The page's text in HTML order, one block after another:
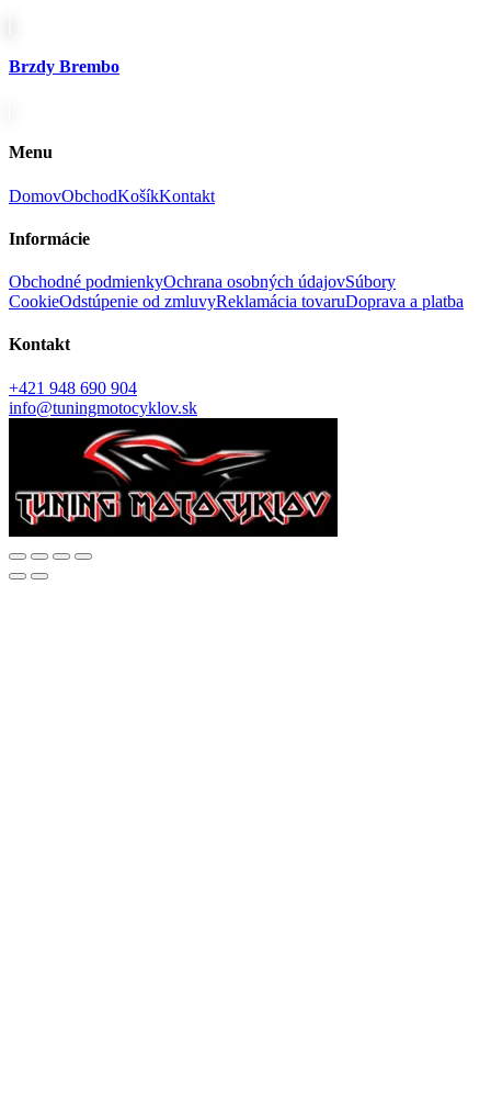
Brzdy Brembo
Menu
DomovObchodKošíkKontakt
Informácie
Obchodné podmienkyOchrana osobných údajovSúbory
CookieOdstúpenie od zmluvyReklamácia tovaruDoprava a platba
Kontakt
+421 948 690 904
info@tuningmotocyklov.sk